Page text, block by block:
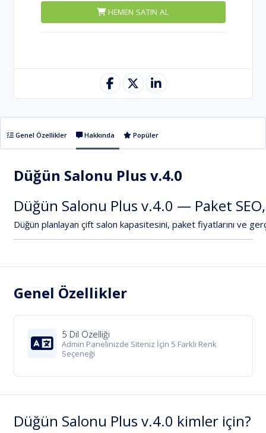
HEMEN SATIN AL
Genel Özellikler Hakkında Popüler
Düğün Salonu Plus v.4.0
Düğün Salonu Plus v.4.0 — Paket SEO,
Düğün planlayan çift salon kapasitesini, paket fiyatlarını ve
Genel Özellikler
5 Dil Özelliği
Admin Panelinizde Siteniz İçin 5 Farklı Renk
Seçeneği
Düğün Salonu Plus v.4.0 kimler için?